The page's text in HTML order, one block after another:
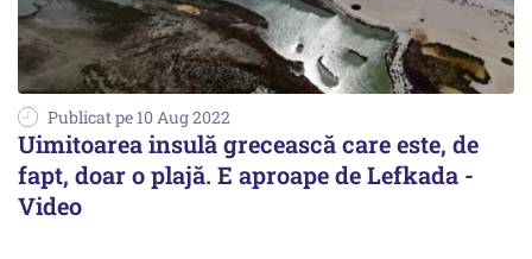
Publicat pe 10 Aug 2022
Uimitoarea insulă grecească care este, de
fapt, doar o plajă. E aproape de Lefkada -
Video